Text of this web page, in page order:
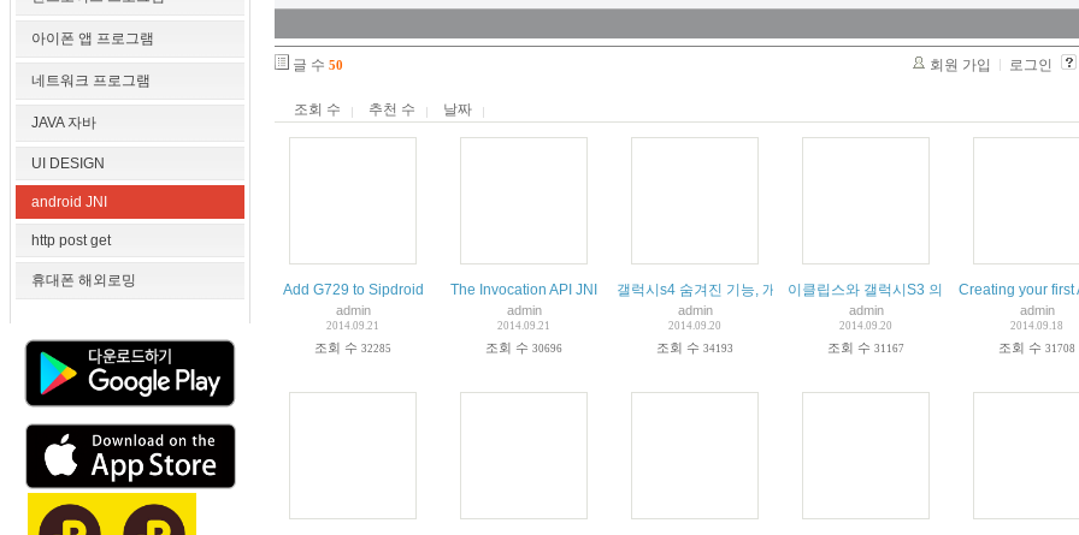
아이폰 앱 프로그램
네트워크 프로그램
JAVA 자바
UI DESIGN
android JNI
http post get
휴대폰 해외로밍
글 수 50 회원 가입 로그인
조회 수 추천 수 날짜
Add G729 to Sipdroid
admin
2014.09.21
조회 수 32285
The Invocation API JNI
admin
2014.09.21
조회 수 30696
갤럭시s4 숨겨진 기능, 개발자 모드 활성화 하는 방법
admin
2014.09.20
조회 수 34193
이클립스와 갤럭시S3 의 연결을 위한 개발자
admin
2014.09.20
조회 수 31167
Creating your first
admin
2014.09.18
조회 수 31708